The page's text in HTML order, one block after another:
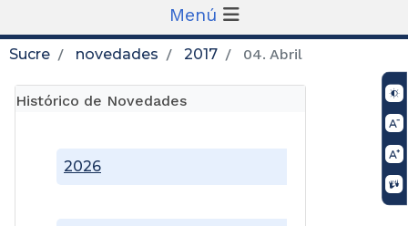
Menú
Sucre novedades 2017 04. Abril
Histórico de Novedades
2026